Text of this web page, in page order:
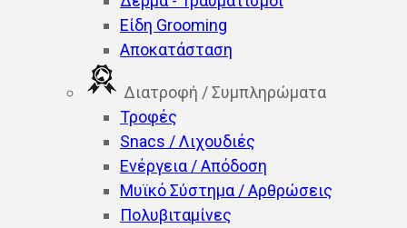
Είδη Grooming
Αποκατάσταση
Διατροφή / Συμπληρώματα
Τροφές
Snacs / Λιχουδιές
Ενέργεια / Απόδοση
Μυϊκό Σύστημα / Αρθρώσεις
Πολυβιταμίνες